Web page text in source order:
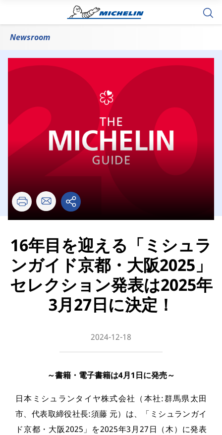
Newsroom
16年目を迎える「ミシュラ
ンガイド京都・大阪2025」
セレクション発表は2025年
3月27日に決定！
2024-12-18
～書籍・電子書籍は4月1日に発売～
日本ミシュランタイヤ株式会社（本社:群馬県太田
市、代表取締役社長:須藤 元）は、「ミシュランガイ
ド京都・大阪2025」を2025年3月27日（木）に発表